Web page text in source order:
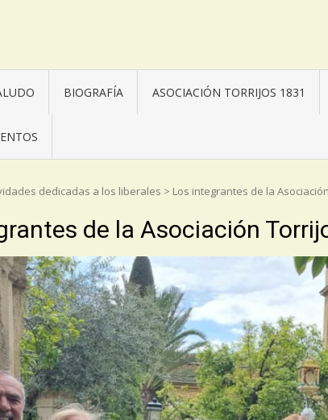
BIOGRAFÍA ASOCIACIÓN TORRIJOS 1831
dedicadas a los liberales > Los integrantes de la
de la Asociación